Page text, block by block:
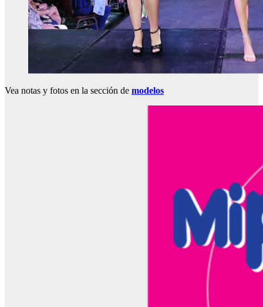
Vea notas y fotos en la sección de modelos